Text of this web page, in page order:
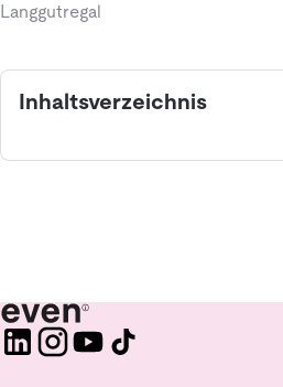
Langgutregal
Inhaltsverzeichnis